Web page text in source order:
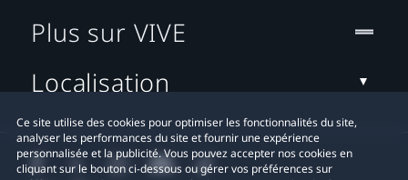
Ce site utilise des cookies pour optimiser les fonctionnalités du site,
analyser les performances du site et fournir une expérience
personnalisée et la publicité. Vous pouvez accepter nos cookies en
cliquant sur le bouton ci-dessous ou gérer vos préférences sur
Plus sur VIVE
Localisation